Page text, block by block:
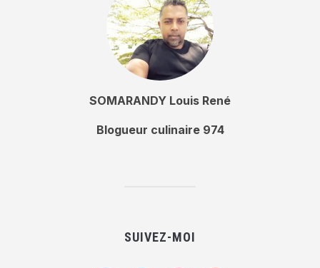
SOMARANDY Louis René
Blogueur culinaire 974
SUIVEZ-MOI